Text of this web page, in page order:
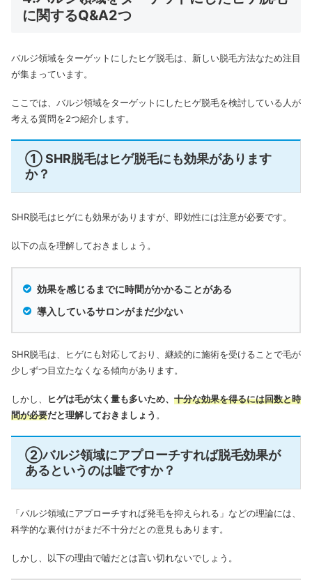
に関するQ&A2つ
バルジ領域をターゲットにしたヒゲ脱毛は、新しい脱毛方法なため注目
が集まっています。
ここでは、バルジ領域をターゲットにしたヒゲ脱毛を検討している人が
考える質問を2つ紹介します。
① SHR脱毛はヒゲ脱毛にも効果があります
か？
SHR脱毛はヒゲにも効果がありますが、即効性には注意が必要です。
以下の点を理解しておきましょう。
効果を感じるまでに時間がかかることがある
導入しているサロンがまだ少ない
SHR脱毛は、ヒゲにも対応しており、継続的に施術を受けることで毛が
少しずつ目立たなくなる傾向があります。
しかし、 ヒゲは毛が太く量も多いため、 十分な効果を得るには回数と時
間が必要だと理解しておきましょう 。
②バルジ領域にアプローチすれば脱毛効果が
あるというのは嘘ですか？
「バルジ領域にアプローチすれば発毛を抑えられる」などの理論には、
科学的な裏付けがまだ不十分だとの意見もあります。
しかし、以下の理由で嘘だとは言い切れないでしょう。